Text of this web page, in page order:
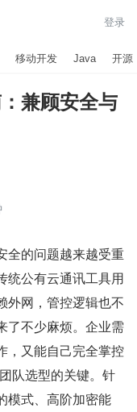
登录
移动开发 Java 开源
兼顾安全与
全的问题越来越受重
统公有云通讯工具用
外网，管控逻辑也不
了不少麻烦。企业需
，又能自己完全掌控
队选型的关键。针
模式、高阶加密能